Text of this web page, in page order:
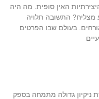
האין סופית. מה היה
מצליח? התשובה תלויה
בעולם שבו הפרטים
ניקיון גדולה מתמחה בספק